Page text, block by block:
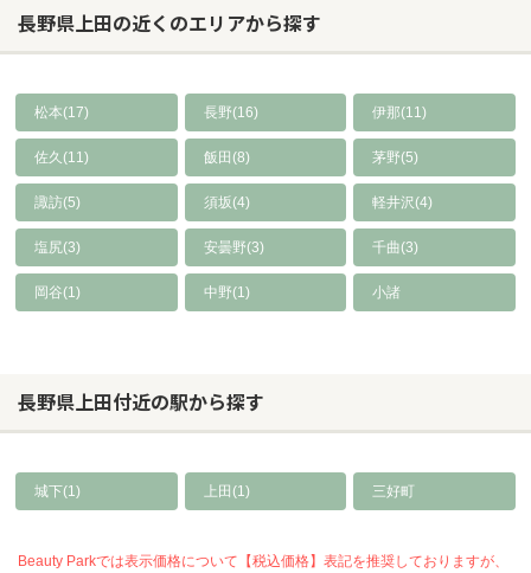
長野県上田の近くのエリアから探す
松本(17) 長野(16) 伊那(11)
佐久(11) 飯田(8) 茅野(5)
諏訪(5) 須坂(4) 軽井沢(4)
塩尻(3) 安曇野(3) 千曲(3)
岡谷(1) 中野(1) 小諸
長野県上田付近の駅から探す
城下(1) 上田(1) 三好町
Beauty Parkでは表示価格について【税込価格】表記を推奨しておりますが、